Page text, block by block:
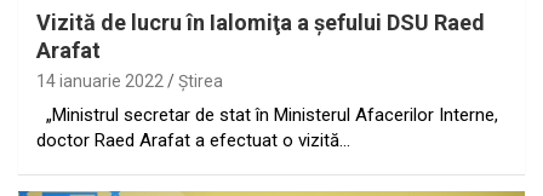
Vizită de lucru în Ialomiţa a şefului DSU Raed
Arafat
14 ianuarie 2022 Ştirea
„Ministrul secretar de stat în Ministerul Afacerilor Interne,
doctor Raed Arafat a efectuat o vizită…